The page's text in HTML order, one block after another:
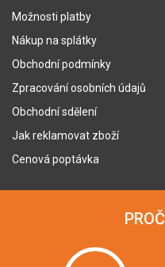
Možnosti platby
Nákup na splátky
Obchodní podmínky
Zpracování osobních údajů
Obchodní sdělení
Jak reklamovat zboží
Cenová poptávka